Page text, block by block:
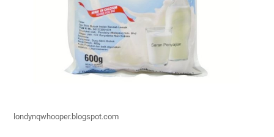
londynqwhooper.blogspot.com